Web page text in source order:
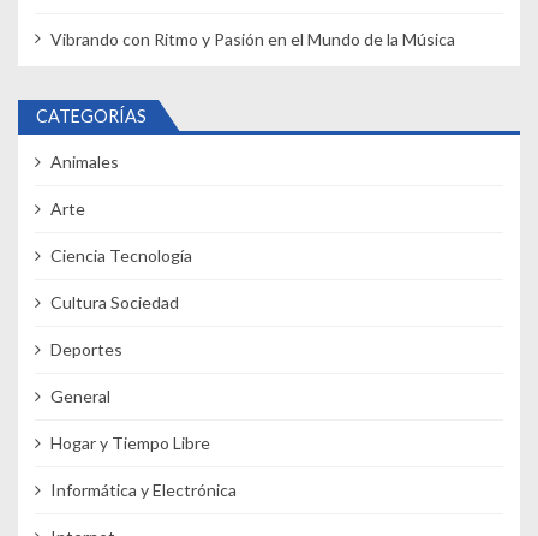
s Vibrando con Ritmo y Pasión en el Mundo de la Música
CATEGORÍAS
Animales
Arte
Ciencia Tecnología
Cultura Sociedad
Deportes
General
Hogar y Tiempo Libre
Informática y Electrónica